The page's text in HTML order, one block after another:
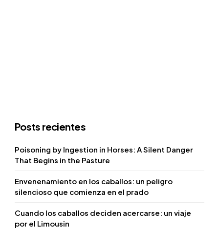
Posts recientes
Poisoning by Ingestion in Horses: A Silent Danger
That Begins in the Pasture
Envenenamiento en los caballos: un peligro
silencioso que comienza en el prado
Cuando los caballos deciden acercarse: un viaje
por el Limousin